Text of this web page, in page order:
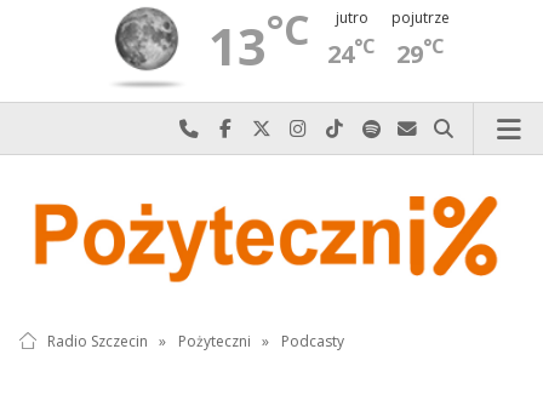
13°C jutro
24°C
pojutrze
29°C
Najlepiej po prostu do nas zadzwoń
Odwiedź nas na Facebook-u
Odwiedź nas na X
Odwiedź nas na Instagram-ie
Odwiedź nas na TikTok-u
Szukaj nas na Spotify
Wyślij do nas
Szukaj
Radio Szczecin » Pożyteczni » Podcasty